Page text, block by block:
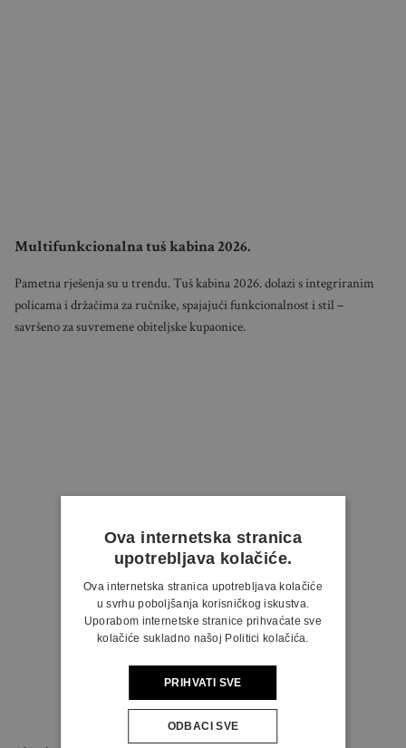
Multifunkcionalna tuš kabina 2026.
Pametna rješenja su u trendu. Tuš kabina 2026. dolazi s integriranim
policama i držačima za ručnike, spajajući funkcionalnost i stil –
savršeno za suvremene obiteljske kupaonice.
Ova internetska stranica
upotrebljava kolačiće.
Ova internetska stranica upotrebljava kolačiće
u svrhu poboljšanja korisničkog iskustva.
Uporabom internetske stranice prihvaćate sve
kolačiće sukladno našoj Politici kolačića.
PRIHVATI SVE
ODBACI SVE